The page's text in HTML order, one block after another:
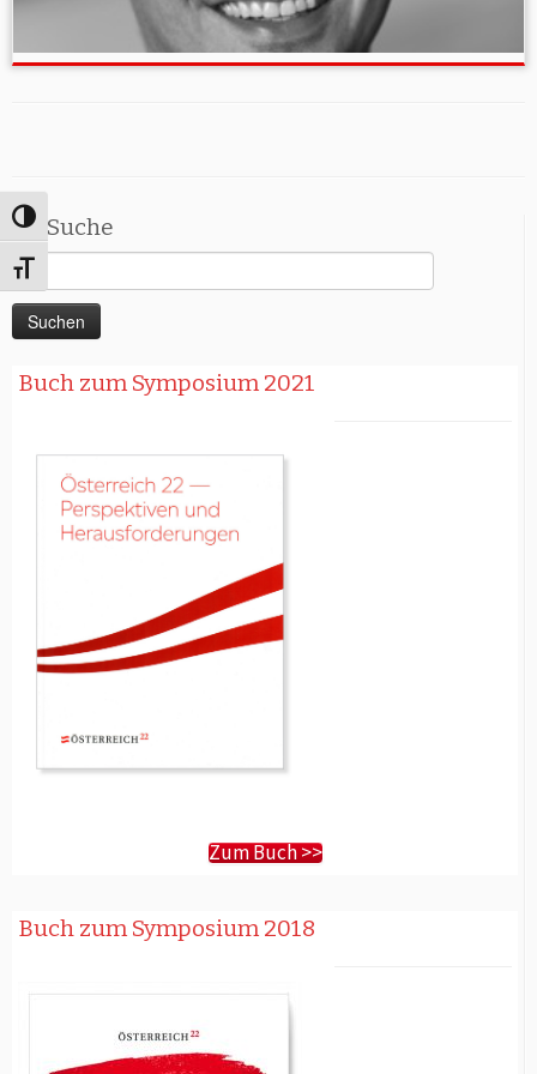
Umschalten auf hohe Kontraste
Schrift vergrößern
Suche
Suchen
nach:
Buch zum Symposium 2021
Zum Buch >>
Buch zum Symposium 2018